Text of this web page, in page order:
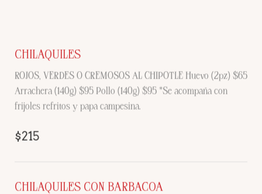
CHILAQUILES
ROJOS, VERDES O CREMOSOS AL CHIPOTLE Huevo (2pz) $65
Arrachera (140g) $95 Pollo (140g) $95 *Se acompaña con
frijoles refritos y papa campesina.
$215
CHILAQUILES CON BARBACOA